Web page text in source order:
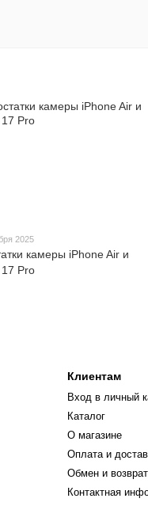
2025
камеры iPhone Air и
Pro
Клиентам
Вход в личный
Каталог
О магазине
Оплата и
Обмен и возврат
Контактная